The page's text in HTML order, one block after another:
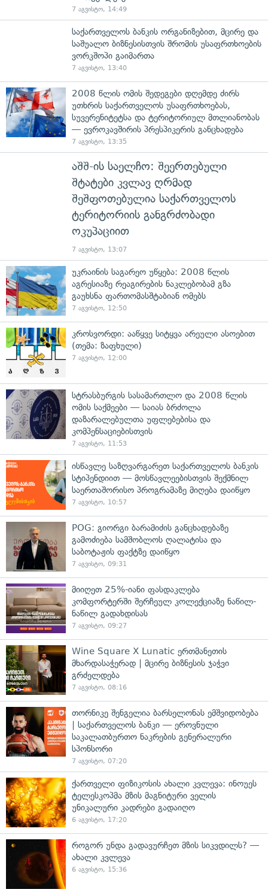
7 აგვისტო, 14:49
საქართველოს ბანკის ორგანიზებით, მცირე და
საშუალო ბიზნესისთვის შრომის უსაფრთხოების
ვორკშოპი გაიმართა
7 აგვისტო, 13:40
2008 წლის ომის შედეგები დღემდე ძირს
უთხრის საქართველოს უსაფრთხოებას,
სუვერენიტეტსა და ტერიტორიულ მთლიანობას
— ევროკავშირის პრესპიკერის განცხადება
7 აგვისტო, 13:35
აშშ-ის საელჩო: შეერთებული
შტატები კვლავ ღრმად
შეშფოთებულია საქართველოს
ტერიტორიის განგრძობადი
ოკუპაციით
7 აგვისტო, 13:07
უკრაინის საგარეო უწყება: 2008 წლის
აგრესიაზე რეაგირების ნაკლებობამ გზა
გაუხსნა ფართომასშტაბიან ომებს
7 აგვისტო, 12:50
კროსვორდი: ააწყვე სიტყვა არეული ასოებით
(თემა: ზაფხული)
7 აგვისტო, 12:00
სტრასბურგის სასამართლო და 2008 წლის
ომის საქმეები — საიას ბრძოლა
დაზარალებულთა უფლებებისა და
კომპენსაციებისთვის
7 აგვისტო, 11:53
ისწავლე საზღვარგარეთ საქართველოს ბანკის
სტიპენდიით — მოსწავლეებისთვის შექმნილ
საერთაშორისო პროგრამაზე მიღება დაიწყო
7 აგვისტო, 10:57
POG: გიორგი ბარამიძის განცხადებაზე
გამოძიება სამშობლოს ღალატისა და
საბოტაჟის ფაქტზე დაიწყო
7 აგვისტო, 09:31
მიიღეთ 25%-იანი ფასდაკლება
კომფორტერში შერჩეულ კოლექციაზე ნაწილ-
ნაწილ გადახდისას
7 აგვისტო, 09:27
Wine Square X Lunatic ერთმანეთის
მხარდასაჭერად | მცირე ბიზნესის ჯაჭვი
გრძელდება
7 აგვისტო, 08:16
თორნიკე შენგელია ბარსელონას ემშვიდობება
| საქართველოს ბანკი — ეროვნული
საკალათბურთო ნაკრების გენერალური
სპონსორი
7 აგვისტო, 07:20
ქართველი ფიზიკოსის ახალი კვლევა: ინოუეს
ტელესკოპმა მზის მაგნიტური ველის
უნიკალური კადრები გადაიღო
6 აგვისტო, 17:20
როგორ უნდა გადავურჩეთ მზის სიკვდილს? —
ახალი კვლევა
6 აგვისტო, 15:36